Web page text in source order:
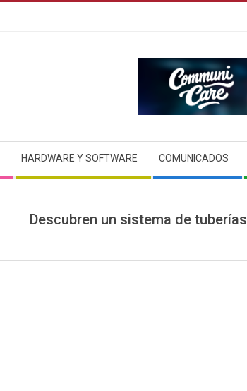
HARDWARE Y SOFTWARE COMUNICADOS
Descubren un sistema de tuberías